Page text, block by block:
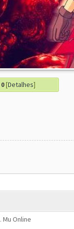
0[Detalhes]
. Mu Online